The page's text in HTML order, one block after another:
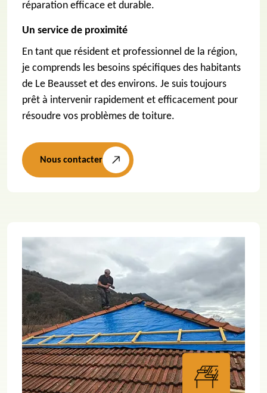
réparation efficace et durable.
Un service de proximité
En tant que résident et professionnel de la région,
je comprends les besoins spécifiques des habitants
de Le Beausset et des environs. Je suis toujours
prêt à intervenir rapidement et efficacement pour
résoudre vos problèmes de toiture.
Nous contacter